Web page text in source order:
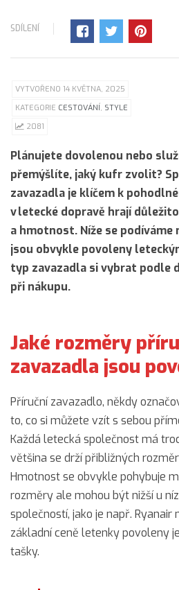
SDÍLENÍ
VYTVOŘENO 14 KVĚTNA, 2025
KATEGORIE CESTOVÁNÍ, STYLE
2081
Plánujete dovolenou nebo
přemýšlíte, jaký kufr zvolit?
zavazadla je klíčem k
v letecké dopravě hrají
a hmotnost. Níže se podíváme
jsou obvykle povoleny
typ zavazadla si vybrat podle
při nákupu.
Jaké rozměry
zavazadla jsou
Příruční zavazadlo, někdy
to, co si můžete vzít s sebou
Každá letecká společnost má
většina se drží přibližných
Hmotnost se obvykle pohybuje
rozměry ale mohou být nižší u
společností, jako je např. Ryanair
základní ceně letenky povoleny
tašky.